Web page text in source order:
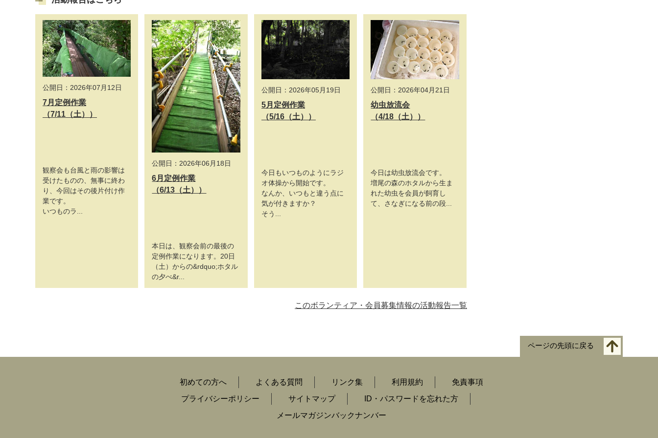
公開日：2026年07月12日
7月定例作業
（7/11（土））
観察会も台風と雨の影響は
受けたものの、無事に終わ
り、今回はその後片付け作
業です。
いつものラ...
公開日：2026年06月18日
6月定例作業
（6/13（土））
本日は、観察会前の最後の
定例作業になります。20日
（土）からの&rdquo;ホタル
の夕べ&r...
公開日：2026年05月19日
5月定例作業
（5/16（土））
今日もいつものようにラジ
オ体操から開始です。
なんか、いつもと違う点に
気が付きますか？
そう...
公開日：2026年04月21日
幼虫放流会
（4/18（土））
今日は幼虫放流会です。
増尾の森のホタルから生ま
れた幼虫を会員が飼育し
て、さなぎになる前の段...
このボランティア・会員募集情報の活動報告一覧
ページの先頭に戻る
初めての方へ よくある質問 リンク集 利用規約
免責事項
プライバシーポリシー
サイトマップ
ID・パスワードを忘れた方
メールマガジンバックナンバー